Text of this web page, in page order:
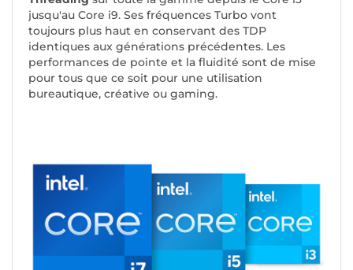
jusqu'au Core i9. Ses fréquences Turbo vont
toujours plus haut en conservant des TDP
identiques aux générations précédentes. Les
performances de pointe et la fluidité sont de mise
pour tous que ce soit pour une utilisation
bureautique, créative ou gaming.